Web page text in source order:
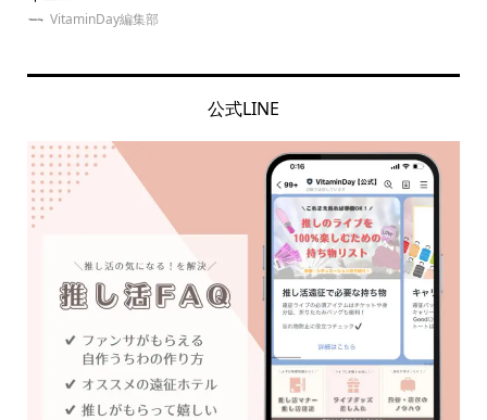
VitaminDay編集部
公式LINE